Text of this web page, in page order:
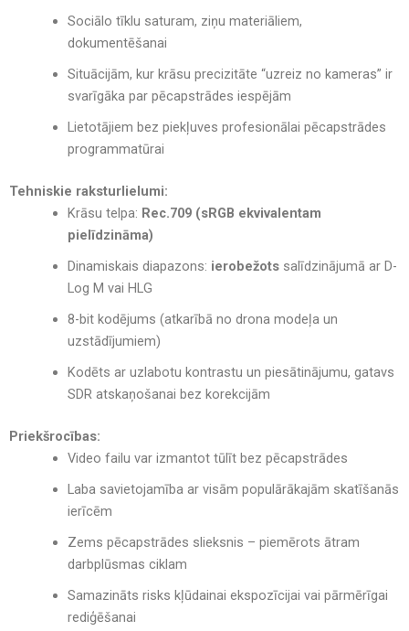
Sociālo tīklu saturam, ziņu materiāliem,
dokumentēšanai
Situācijām, kur krāsu precizitāte “uzreiz no kameras” ir
svarīgāka par pēcapstrādes iespējām
Lietotājiem bez piekļuves profesionālai pēcapstrādes
programmatūrai
Tehniskie raksturlielumi:
Krāsu telpa: Rec.709 (sRGB ekvivalentam
pielīdzināma)
Dinamiskais diapazons: ierobežotssalīdzinājumā ar D-
Log M vai HLG
8-bit kodējums (atkarībā no drona modeļa un
uzstādījumiem)
Kodēts ar uzlabotu kontrastu un piesātinājumu, gatavs
SDR atskaņošanai bez korekcijām
Priekšrocības:
Video failu var izmantot tūlīt bez pēcapstrādes
Laba savietojamība ar visām populārākajām skatīšanās
ierīcēm
Zems pēcapstrādes slieksnis – piemērots ātram
darbplūsmas ciklam
Samazināts risks kļūdainai ekspozīcijai vai pārmērīgai
rediģēšanai